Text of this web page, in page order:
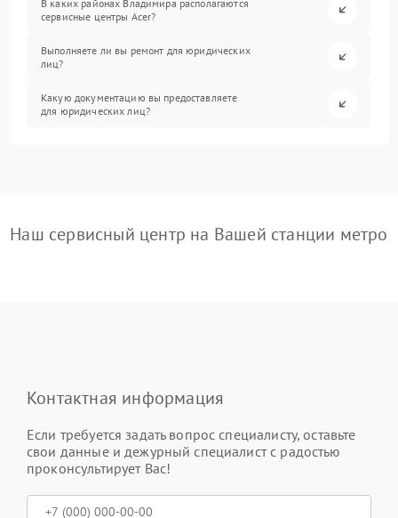
В каких районах Владимира располагаются
сервисные центры Acer?
Выполняете ли вы ремонт для юридических
лиц?
Какую документацию вы предоставляете
для юридических лиц?
Наш сервисный центр на Вашей станции метро
Контактная информация
Если требуется задать вопрос специалисту, оставьте
свои данные и дежурный специалист с радостью
проконсультирует Вас!